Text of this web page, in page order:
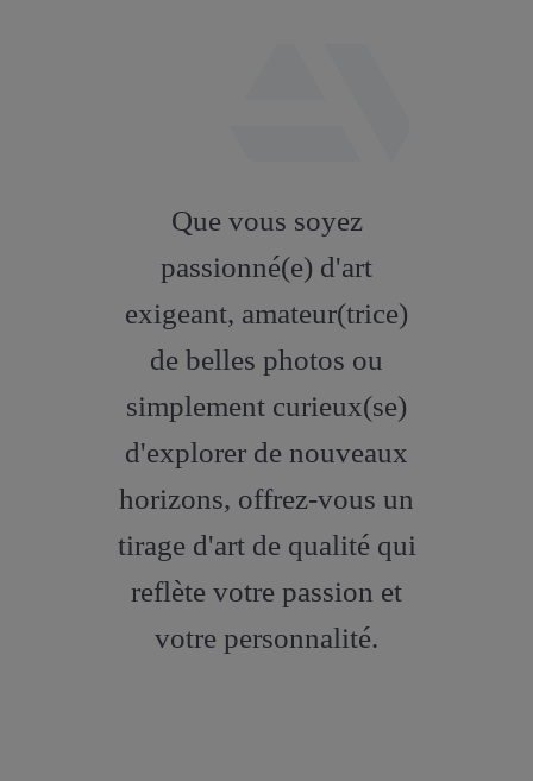
artstation
Que vous soyez
passionné(e) d'art
exigeant, amateur(trice)
de belles photos ou
simplement curieux(se)
d'explorer de nouveaux
horizons, offrez-vous un
tirage d'art de qualité qui
reflète votre passion et
votre personnalité.